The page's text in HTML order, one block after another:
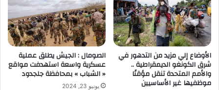
الأوضاع إلي مزيد من التدهور في
شرق الكونغو الديمقراطية ..
والأمم المتحدة تنقل مؤقتًا
موظفيها غير الأساسيين
الصومال : الجيش يطلق عملية
عسكرية واسعة استهدفت مواقع
« الشباب » بمحافظة جلجدود
يونيو 23, 2024